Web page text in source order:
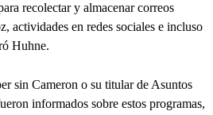
recolectar y almacenar correos
actividades en redes sociales e incluso
Huhne.
sin Cameron o su titular de Asuntos
informados sobre estos programas,